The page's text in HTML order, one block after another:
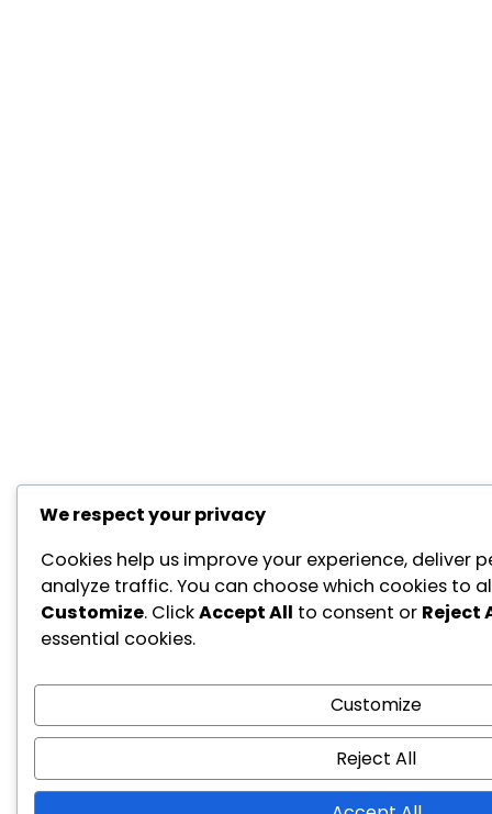
We respect your privacy
Cookies help us improve your experience, deliver
analyze traffic. You can choose which cookies to
Customize. ClickAccept All to consent or Reject
essential cookies.
Customize
Reject All